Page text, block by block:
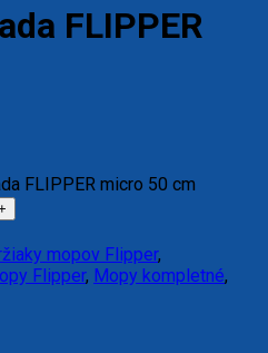
FLIPPER
FLIPPER micro 50 cm
mopov Flipper,
Flipper, Mopy kompletné,